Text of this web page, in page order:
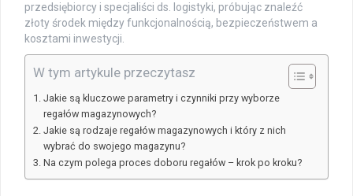
przedsiębiorcy i specjaliści ds. logistyki, próbując znaleźć
złoty środek między funkcjonalnością, bezpieczeństwem a
kosztami inwestycji.
W tym artykule przeczytasz
Jakie są kluczowe parametry i czynniki przy wyborze
regałów magazynowych?
Jakie są rodzaje regałów magazynowych i który z nich
wybrać do swojego magazynu?
Na czym polega proces doboru regałów – krok po kroku?